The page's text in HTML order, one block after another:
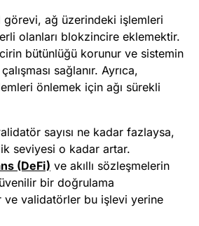
görevi, ağ üzerindeki işlemleri
olanları blokzincire eklemektir.
bütünlüğü korunur ve sistemin
sağlanır. Ayrıca,
önlemek için ağı sürekli
sayısı ne kadar fazlaysa,
seviyesi o kadar artar.
(DeFi) ve akıllı sözleşmelerin
bir doğrulama
ve validatörler bu işlevi yerine